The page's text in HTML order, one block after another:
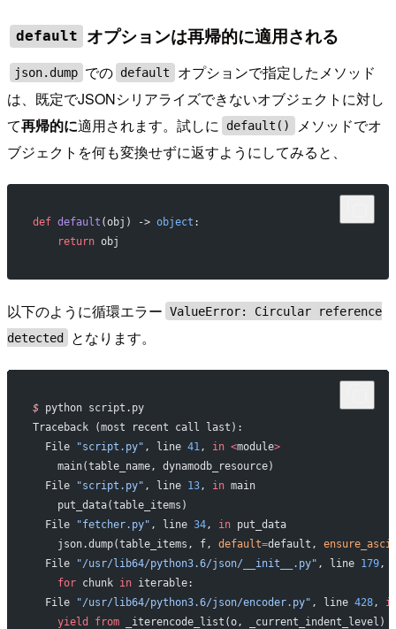
default オプションは再帰的に適用される
json.dump での default
オプションで指定したメソッド
は、既定でJSONシリアライズできないオブジェクトに対し
て再帰的に適用されます。試しに default()
メソッドでオ
ブジェクトを何も変換せずに返すようにしてみると、
def default (obj) -> object :
    return
obj
以下のように循環エラー ValueError: Circular reference
detected
となります。
$ python script.py
Traceback (most recent call last):
  File
"script.py" , line 41 , in <module>
    main(table_name, dynamodb_resource)
  File
"script.py" , line 13, in main
    put_data(table_items)
  File
"fetcher.py" , line 34, in put_data
    json.dump(table_items, f,
default=default,
  File
"/usr/lib64/python3.6/json/__init__.py" , line 179,
    for
chunk in iterable:
  File
"/usr/lib64/python3.6/json/encoder.py" , line 428,
    yield from
_iterencode_list(o, _current_indent_level)